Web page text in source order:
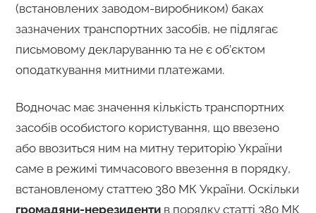
(встановлених заводом-виробником) баках
зазначених транспортних засобів, не підлягає
письмовому декларуванню та не є об’єктом
оподаткування митними платежами.
Водночас має значення кількість транспортних
засобів особистого користування, що ввезено
або ввозиться ним на митну територію України
саме в режимі тимчасового ввезення в порядку,
встановленому статтею 380 МК України. Оскільки
громадяни-нерезидентив порядку статті 380 МК